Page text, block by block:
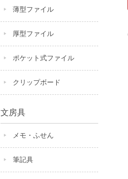
薄型ファイル
厚型ファイル
ポケット式ファイル
クリップボード
文房具
メモ・ふせん
筆記具